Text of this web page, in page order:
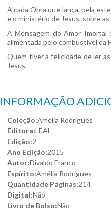
A cada Obra que lança, pela
e o ministério de Jesus, sobre
A Mensagem do Amor Imortal
alimentada pelo combustível da
Quem tiver a felicidade de ler
Jesus.
INFORMAÇÃO
Coleção:Amélia Rodrigues
Editora:LEAL
Edição:2
Ano Edição:2015
Autor:Divaldo Franco
Espírito:Amélia Rodrigues
Quantidade Páginas:214
Digital:Não
Livro de Bolso:Não